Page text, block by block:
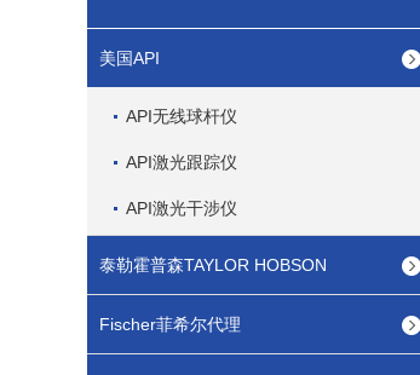
美国API
API无线球杆仪
API激光跟踪仪
API激光干涉仪
泰勒霍普森TAYLOR HOBSON
Fischer菲希尔代理